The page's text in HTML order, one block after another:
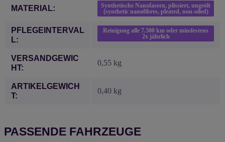
MATERIAL:
Synthetische Nanofasern, plissiert, ungeölt
(synthetic nanofibres, pleated, non-oiled)
PFLEGEINTERVAL
L:
Reinigung alle 7.500 km oder mindestens
2x jährlich
VERSANDGEWIC
HT:
0,55 kg
ARTIKELGEWICH
T:
0,40 kg
PASSENDE FAHRZEUGE